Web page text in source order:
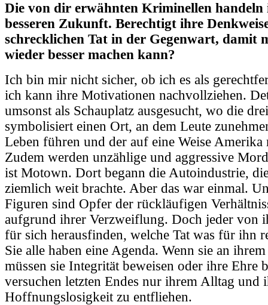
Die von dir erwähnten Kriminellen handeln
besseren Zukunft. Berechtigt ihre
schrecklichen Tat in der Gegenwart, damit
wieder besser machen kann?
Ich bin mir nicht sicher, ob ich es als
ich kann ihre Motivationen nachvollziehen.
umsonst als Schauplatz ausgesucht, wo die
symbolisiert einen Ort, an dem Leute
Leben führen und der auf eine Weise Amerika
Zudem werden unzählige und aggressive
ist Motown. Dort begann die Autoindustrie,
ziemlich weit brachte. Aber das war einmal.
Figuren sind Opfer der rückläufigen
aufgrund ihrer Verzweiflung. Doch jeder von
für sich herausfinden, welche Tat was für ihn
Sie alle haben eine Agenda. Wenn sie an
müssen sie Integrität beweisen oder ihre Ehre
versuchen letzten Endes nur ihrem Alltag und
Hoffnungslosigkeit zu entfliehen.